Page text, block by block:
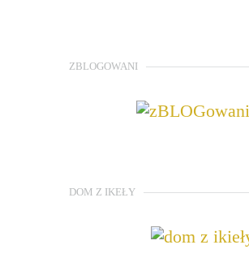
ZBLOGOWANI
DOM Z IKEŁY